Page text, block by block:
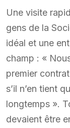
Une visite
gens de la
idéal et une
champ : «
premier
s’il n’en tient
longtemps ».
devaient être